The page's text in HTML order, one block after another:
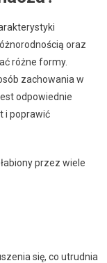
oraz
różne formy.
zachowania w
odpowiednie
i poprawić
przez wiele
się, co utrudnia